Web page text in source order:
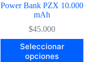
Power Bank PZX 10.000
mAh
$45.000
Seleccionar
opciones
Este
producto